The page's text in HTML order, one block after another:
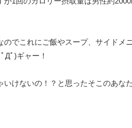
のでこれにご飯やスープ、サイドメ
Дﾟ)ギャー！
けないの！？と思ったそこのあな